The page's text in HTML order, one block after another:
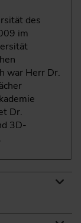
des
im
war Herr Dr.
Dr.
3D-
statistischen